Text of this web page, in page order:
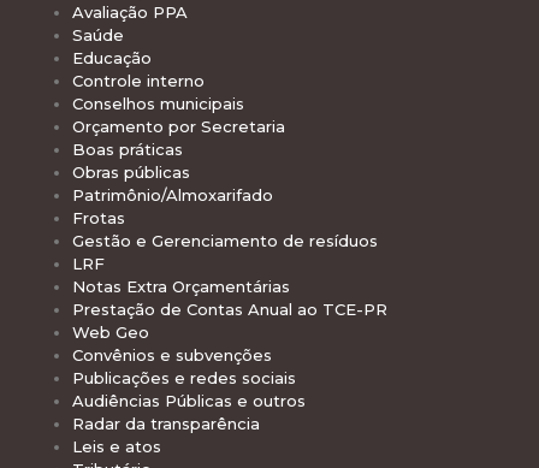
Avaliação PPA
Saúde
Educação
Controle interno
Conselhos municipais
Orçamento por Secretaria
Boas práticas
Obras públicas
Patrimônio/Almoxarifado
Frotas
Gestão e Gerenciamento de resíduos
LRF
Notas Extra Orçamentárias
Prestação de Contas Anual ao TCE-PR
Web Geo
Convênios e subvenções
Publicações e redes sociais
Audiências Públicas e outros
Radar da transparência
Leis e atos